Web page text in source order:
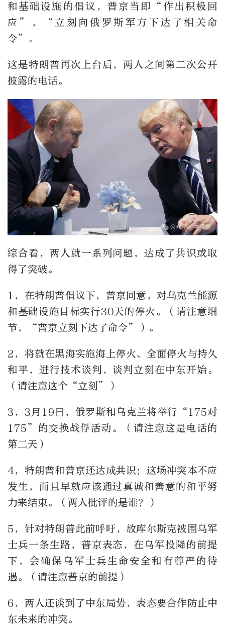
和基础设施的倡议，普京当即“作出积极回
应”，“立刻向俄罗斯军方下达了相关命
令”。
这是特朗普再次上台后，两人之间第二次公开
披露的电话。
综合看，两人就一系列问题，达成了共识或取
得了突破。
1，在特朗普倡议下，普京同意，对乌克兰能源
和基础设施目标实行30天的停火。（请注意细
节，“普京立刻下达了命令”）。
2，将就在黑海实施海上停火、全面停火与持久
和平，进行技术谈判，谈判立刻在中东开始。
（请注意这个“立刻”）
3，3月19日，俄罗斯和乌克兰将举行“175对
175”的交换战俘活动。（请注意这是电话的
第二天）
4，特朗普和普京还达成共识：这场冲突本不应
发生，而且早就应该通过真诚和善意的和平努
力来结束。（两人批评的是谁？）
5，针对特朗普此前呼吁，放库尔斯克被围乌军
士兵一条生路，普京表态，在乌军投降的前提
下，会确保乌军士兵生命安全和有尊严的待
遇。（请注意普京的前提）
6，两人还谈到了中东局势，表态要合作防止中
东未来的冲突。